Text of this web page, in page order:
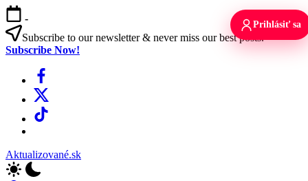
Skip
to
content
-
Subscribe to our newsletter & never miss our best posts.
Subscribe Now!
Facebook
X
TikTok
Aktualizované.sk
Prihlásiť sa